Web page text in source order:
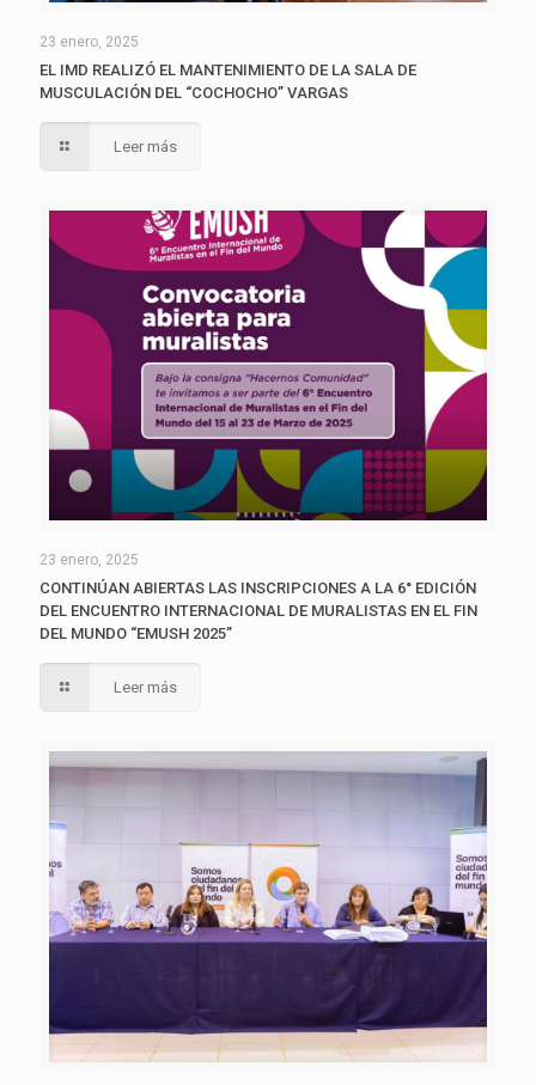
23 enero, 2025
EL IMD REALIZÓ EL MANTENIMIENTO DE LA SALA DE
MUSCULACIÓN DEL “COCHOCHO” VARGAS
Leer más
23 enero, 2025
CONTINÚAN ABIERTAS LAS INSCRIPCIONES A LA 6° EDICIÓN
DEL ENCUENTRO INTERNACIONAL DE MURALISTAS EN EL FIN
DEL MUNDO “EMUSH 2025”
Leer más